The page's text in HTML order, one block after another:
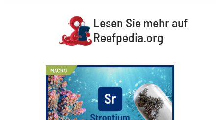
Lesen Sie mehr auf
Reefpedia.org